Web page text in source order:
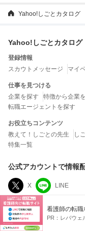
Yahoo!しごとカタログ
看護師の転職
PR： レバウェ
Yahoo!しごとカタログ
登録情報
スカウトメッセージ
マイ
仕事を見つける
企業を探す
特徴から企業
転職エージェントを探す
お役立ちコンテンツ
教えて！しごとの先生
し
特集一覧
公式アカウントで情報
X LINE
運営会社
LINEヤフー株式会社